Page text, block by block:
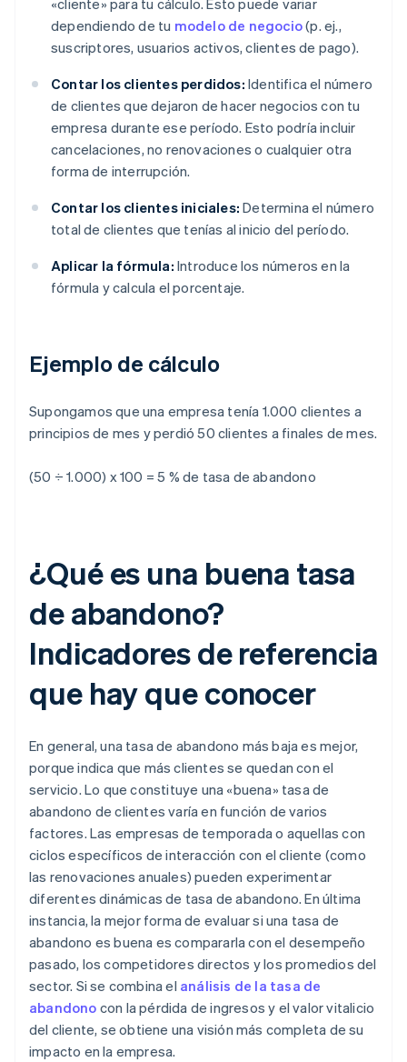
«cliente» para tu cálculo. Esto puede variar
dependiendo de tu modelo de negocio(p. ej.,
suscriptores, usuarios activos, clientes de pago).
Contar los clientes perdidos: Identifica el número
de clientes que dejaron de hacer negocios con tu
empresa durante ese período. Esto podría incluir
cancelaciones, no renovaciones o cualquier otra
forma de interrupción.
Contar los clientes iniciales: Determina el número
total de clientes que tenías al inicio del período.
Aplicar la fórmula: Introduce los números en la
fórmula y calcula el porcentaje.
Ejemplo de cálculo
Supongamos que una empresa tenía 1.000 clientes a
principios de mes y perdió 50 clientes a finales de mes.
(50 ÷ 1.000) x 100 = 5 % de tasa de abandono
¿Qué es una buena tasa
de abandono?
Indicadores de referencia
que hay que conocer
En general, una tasa de abandono más baja es mejor,
porque indica que más clientes se quedan con el
servicio. Lo que constituye una «buena» tasa de
abandono de clientes varía en función de varios
factores. Las empresas de temporada o aquellas con
ciclos específicos de interacción con el cliente (como
las renovaciones anuales) pueden experimentar
diferentes dinámicas de tasa de abandono. En última
instancia, la mejor forma de evaluar si una tasa de
abandono es buena es compararla con el desempeño
pasado, los competidores directos y los promedios del
sector. Si se combina el análisis de la tasa de
abandono con la pérdida de ingresos y el valor vitalicio
del cliente, se obtiene una visión más completa de su
impacto en la empresa.